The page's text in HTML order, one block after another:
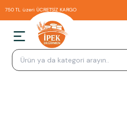
750 TL üzeri ÜCRETSİZ KARGO